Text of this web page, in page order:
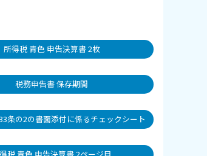
所得税 青色 申告決算書 2枚
税務申告書 保存期間
条の2の書面添付に係るチェックシート